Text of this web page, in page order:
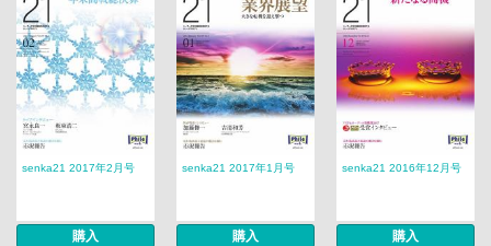
senka21 2017年2月号
購入
senka21 2017年1月号
購入
senka21 2016年12月号
購入